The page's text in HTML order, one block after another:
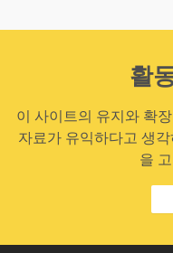
활
이 사이트의 유지와 확
자료가 유익하다고 생
을